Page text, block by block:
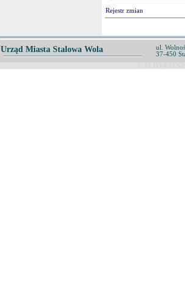
Rejestr zmian
Urząd Miasta Stalowa Wola
ul.
37-450